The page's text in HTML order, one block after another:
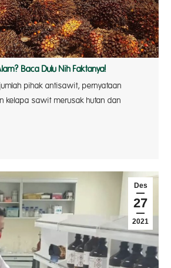
Baca Dulu Nih Faktanya!
pihak antisawit, pernyataan
kelapa sawit merusak hutan dan
Des
27
2021